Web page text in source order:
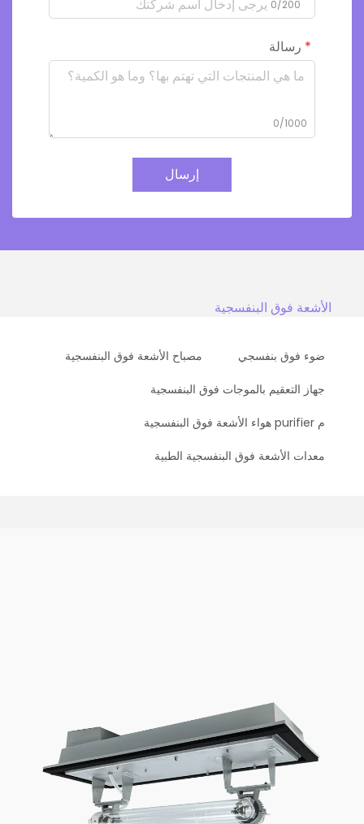
0/200
رسالة
0/1000
إرسال
الأشعة فوق البنفسجية
ضوء فوق بنفسجي مصباح الأشعة فوق البنفسجية
جهاز التعقيم بالموجات فوق البنفسجية
م purifier هواء الأشعة فوق البنفسجية
معدات الأشعة فوق البنفسجية الطبية